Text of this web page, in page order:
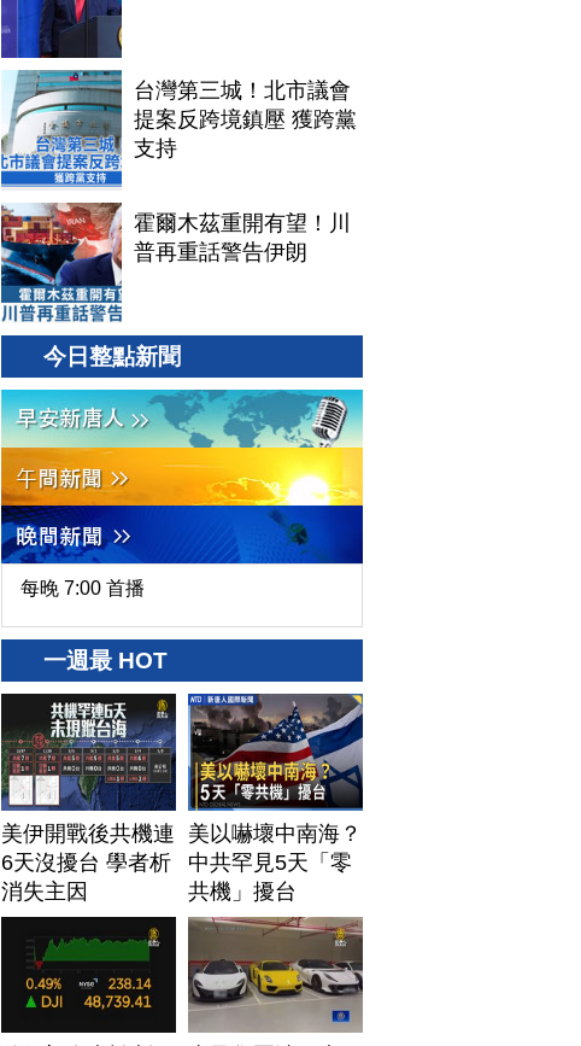
台灣第三城！北市議會
提案反跨境鎮壓 獲跨黨
支持
霍爾木茲重開有望！川
普再重話警告伊朗
今日整點新聞
每晚 7:00 首播
一週最 HOT
美伊開戰後共機連
6天沒擾台 學者析
消失主因
美以嚇壞中南海？
中共罕見5天「零
共機」擾台